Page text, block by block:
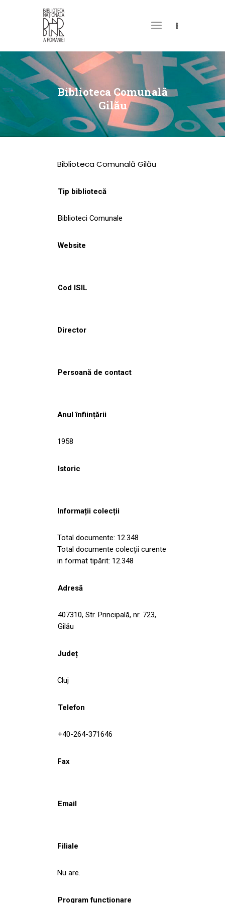
Biblioteca Comunală
Gilău
DESPRE NOI
PERMISUL MEU DE
BIBLIOTECĂ
CATALOAGE ȘI
COLECȚII
CULTURALE
NOUTĂȚI
Biblioteca Comunală Gilău
Tip bibliotecă
Biblioteci Comunale
Website
Cod ISIL
Director
Persoană de contact
Anul înființării
1958
Istoric
Informații colecții
Total documente: 12.348
Total documente colecții curente
in format tipărit: 12.348
Adresă
407310, Str. Principală, nr. 723,
Gilău
Județ
Cluj
Telefon
+40-264-371646
Fax
Email
Filiale
Nu are.
Program funcționare